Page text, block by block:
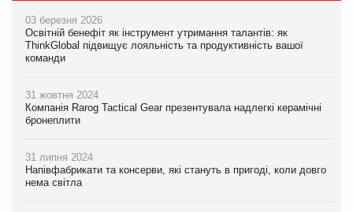
03 березня 2026
Освітній бенефіт як інструмент утримання талантів: як
ThinkGlobal підвищує лояльність та продуктивність вашої
команди
31 жовтня 2024
Компанія Rarog Tactical Gear презентувала надлегкі керамічні
бронеплити
31 липня 2024
Напівфабрикати та консерви, які стануть в пригоді, коли довго
нема світла